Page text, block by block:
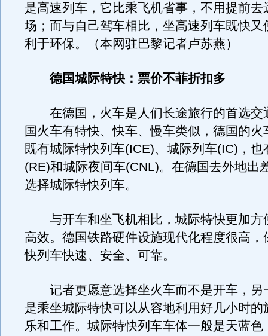
是高速列车，它比乘飞机省事，不用提前去
场；而与自己驾车相比，坐高速列车既快又
利于环保。（本网驻巴黎记者卢苏燕）
德国城际特快：票价不菲折扣多
在德国，火车是人们长途旅行的首选交
国火车有特快、快车、慢车类似，德国的火
既有城际特快列车(ICE)、城际列车(IC)，也
(RE)和城际夜间车(CNL)。在德国去外地出
选择城际特快列车。
与开车和坐飞机相比，城际特快更加方
高效。德国铁路硬件设施现代化程度很高，
快列车快速、安全、可靠。
记者更愿意选择坐火车而不是开车，另
是乘坐城际特快可以从容地利用好几小时的
乐和工作。城际特快列车车体一般是天蓝色